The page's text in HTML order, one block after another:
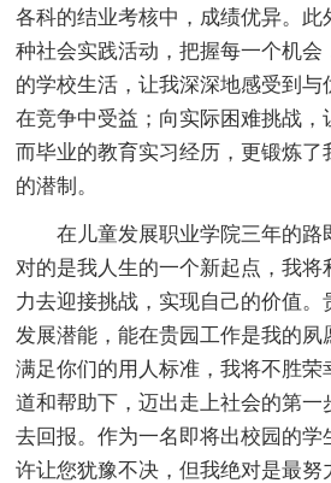
各科的结业考核中，成绩优异。此
种社会实践活动，把握每一个机会
的学校生活，让我深深地感受到与
在竞争中受益；向实际困难挑战，
而毕业的教育实习经历，更锻炼了
的潜制。
在儿童发展职业学院三年的路
对的是我人生的一个新起点，我将
力去迎接挑战，实现自己的价值。
发展潜能，能在贵园工作是我的夙
满足你们的用人标准，我将不胜荣
道和帮助下，迈出走上社会的第一
去回报。作为一名即将出校园的学
许让您犹豫不决，但我绝对是最努